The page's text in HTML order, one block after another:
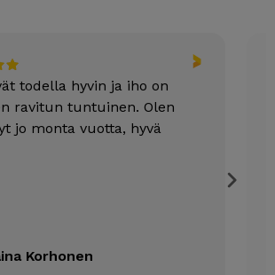
todella hyvin ja iho on
ravitun tuntuinen. Olen
jo monta vuotta, hyvä
Korhonen